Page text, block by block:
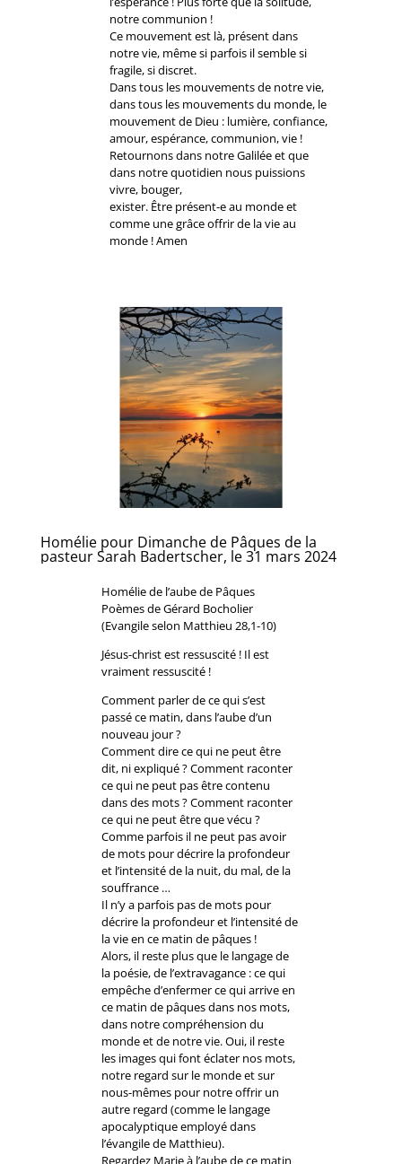
notre communion !
Ce mouvement est là, présent dans
notre vie, même si parfois il semble si
fragile, si discret.
Dans tous les mouvements de notre vie,
dans tous les mouvements du monde, le
mouvement de Dieu : lumière, confiance,
amour, espérance, communion, vie !
Retournons dans notre Galilée et que
dans notre quotidien nous puissions
vivre, bouger,
exister. Être présent-e au monde et
comme une grâce offrir de la vie au
monde ! Amen
Homélie pour Dimanche de Pâques de la
pasteur Sarah Badertscher, le 31 mars 2024
Homélie de l’aube de Pâques
Poèmes de Gérard Bocholier
(Evangile selon Matthieu 28,1-10)
Jésus-christ est ressuscité ! Il est
vraiment ressuscité !
Comment parler de ce qui s’est
passé ce matin, dans l’aube d’un
nouveau jour ?
Comment dire ce qui ne peut être
dit, ni expliqué ? Comment raconter
ce qui ne peut pas être contenu
dans des mots ? Comment raconter
ce qui ne peut être que vécu ?
Comme parfois il ne peut pas avoir
de mots pour décrire la profondeur
et l’intensité de la nuit, du mal, de la
souffrance …
Il n’y a parfois pas de mots pour
décrire la profondeur et l’intensité de
la vie en ce matin de pâques !
Alors, il reste plus que le langage de
la poésie, de l’extravagance : ce qui
empêche d’enfermer ce qui arrive en
ce matin de pâques dans nos mots,
dans notre compréhension du
monde et de notre vie. Oui, il reste
les images qui font éclater nos mots,
notre regard sur le monde et sur
nous-mêmes pour notre offrir un
autre regard (comme le langage
apocalyptique employé dans
l’évangile de Matthieu).
Regardez Marie à l’aube de ce matin